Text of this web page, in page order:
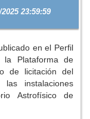
23:59:59
en el Perfil
la Plataforma de
de licitación del
instalaciones
Astrofísico de